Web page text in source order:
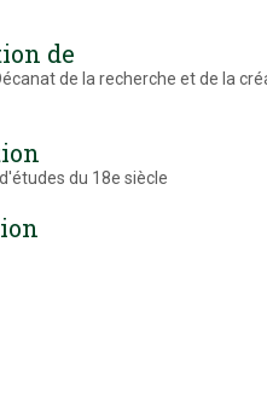
de
de la recherche et de la
du 18e siècle